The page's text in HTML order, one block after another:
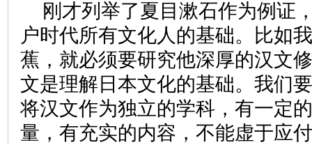
刚才列举了夏目漱石作为例证
户时代所有文化人的基础。比如
蕉，就必须要研究他深厚的汉文
文是理解日本文化的基础。我们
将汉文作为独立的学科，有一定
量，有充实的内容，不能虚